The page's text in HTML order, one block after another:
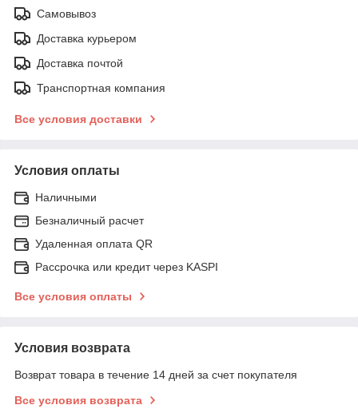
Самовывоз
Доставка курьером
Доставка почтой
Транспортная компания
Все условия доставки
Условия оплаты
Наличными
Безналичный расчет
Удаленная оплата QR
Рассрочка или кредит через KASPI
Все условия оплаты
Условия возврата
Возврат товара в течение 14 дней за счет покупателя
Все условия возврата